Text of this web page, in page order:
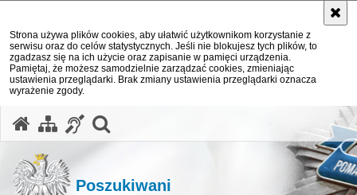
Strona używa plików cookies, aby ułatwić użytkownikom korzystanie z
serwisu oraz do celów statystycznych. Jeśli nie blokujesz tych plików, to
zgadzasz się na ich użycie oraz zapisanie w pamięci urządzenia.
Pamiętaj, że możesz samodzielnie zarządzać cookies, zmieniając
ustawienia przeglądarki. Brak zmiany ustawienia przeglądarki oznacza
wyrażenie zgody.
Poszukiwani